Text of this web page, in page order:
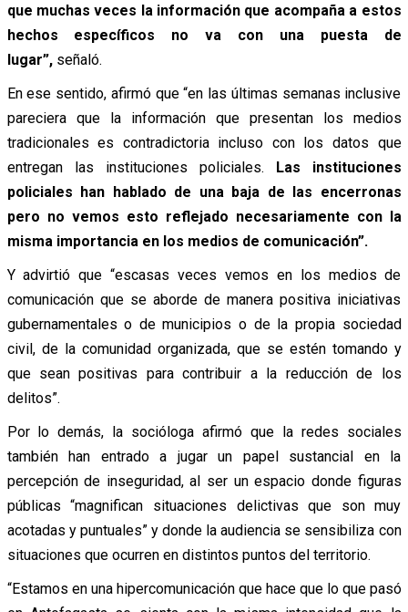
que muchas veces la información que acompaña a estos
hechos específicos no va con una puesta de
lugar”, señaló.
En ese sentido, afirmó que “en las últimas semanas inclusive
pareciera que la información que presentan los medios
tradicionales es contradictoria incluso con los datos que
entregan las instituciones policiales. Las instituciones
policiales han hablado de una baja de las encerronas
pero no vemos esto reflejado necesariamente con la
misma importancia en los medios de comunicación”.
Y advirtió que “escasas veces vemos en los medios de
comunicación que se aborde de manera positiva iniciativas
gubernamentales o de municipios o de la propia sociedad
civil, de la comunidad organizada, que se estén tomando y
que sean positivas para contribuir a la reducción de los
delitos”.
Por lo demás, la socióloga afirmó que la redes sociales
también han entrado a jugar un papel sustancial en la
percepción de inseguridad, al ser un espacio donde figuras
públicas “magnifican situaciones delictivas que son muy
acotadas y puntuales” y donde la audiencia se sensibiliza con
situaciones que ocurren en distintos puntos del territorio.
“Estamos en una hipercomunicación que hace que lo que pasó